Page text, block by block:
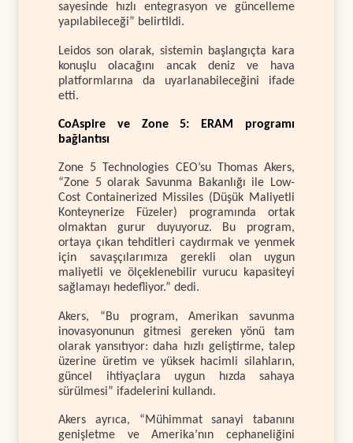
sayesinde hızlı entegrasyon ve güncelleme
yapılabileceği” belirtildi.
Leidos son olarak, sistemin başlangıçta kara
konuşlu olacağını ancak deniz ve hava
platformlarına da uyarlanabileceğini ifade
etti.
CoAspire ve Zone 5: ERAM programı
bağlantısı
Zone 5 Technologies CEO’su Thomas Akers,
“Zone 5 olarak Savunma Bakanlığı ile Low-
Cost Containerized Missiles (Düşük Maliyetli
Konteynerize Füzeler) programında ortak
olmaktan gurur duyuyoruz. Bu program,
ortaya çıkan tehditleri caydırmak ve yenmek
için savaşçılarımıza gerekli olan uygun
maliyetli ve ölçeklenebilir vurucu kapasiteyi
sağlamayı hedefliyor.” dedi.
Akers, “Bu program, Amerikan savunma
inovasyonunun gitmesi gereken yönü tam
olarak yansıtıyor: daha hızlı geliştirme, talep
üzerine üretim ve yüksek hacimli silahların,
güncel ihtiyaçlara uygun hızda sahaya
sürülmesi” ifadelerini kullandı.
Akers ayrıca, “Mühimmat sanayi tabanını
genişletme ve Amerika’nın cephaneliğini